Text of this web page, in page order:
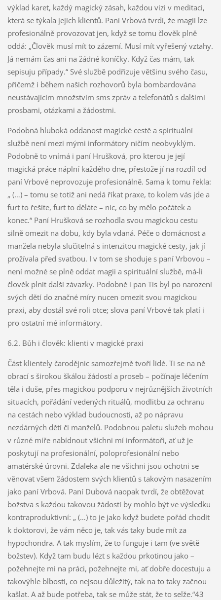
výklad karet, každý magický zásah, každou vizi v meditaci,
která se týkala jejích klientů. Paní Vrbová tvrdí, že magii lze
profesionálně provozovat jen, když se tomu člověk plně
oddá: „Člověk musí mít to zázemí. Musí mít vyřešený vztahy.
Já nemám čas ani na žádné koníčky. Když čas mám, tak
sepisuju případy.“ Své službě podřizuje většinu svého času,
přičemž i během našich rozhovorů byla bombardována
neustávajícím množstvím sms zpráv a telefonátů s dalšími
prosbami, otázkami a žádostmi.
Podobná hluboká oddanost magické cestě a spirituální
službě není mezi mými informátory ničím neobvyklým.
Podobně to vnímá i paní Hrušková, pro kterou je její
magická práce náplní každého dne, přestože jí na rozdíl od
paní Vrbové neprovozuje profesionálně. Sama k tomu řekla:
„ (…) – tomu se totiž ani nedá říkat praxe, to kolem vás jde a
furt to řešíte, furt to děláte – nic, co by mělo počátek a
konec.“ Paní Hrušková se rozhodla svou magickou cestu
silně omezit na dobu, kdy byla vdaná. Péče o domácnost a
manžela nebyla slučitelná s intenzitou magické cesty, jak jí
prožívala před svatbou. I v tom se shoduje s paní Vrbovou –
není možné se plně oddat magii a spirituální službě, má-li
člověk plnit další závazky. Podobně i pan Tis byl po narození
svých dětí do značné míry nucen omezit svou magickou
praxi, aby dostál své roli otce; slova paní Vrbové tak platí i
pro ostatní mé informátory.
6.2. Bůh i člověk: klienti v magické praxi
Část klientely čarodějnic samozřejmě tvoří lidé. Ti se na ně
obrací s širokou škálou žádostí a proseb – počínaje léčením
těla i duše, přes magickou podporu v nejrůznějších životních
situacích, pořádání vedených rituálů, modlitbu za ochranu
na cestách nebo výklad budoucnosti, až po nápravu
nezdárných dětí či manželů. Podobnou paletu služeb mohou
v různé míře nabídnout všichni mí informátoři, ať už je
poskytují na profesionální, poloprofesionální nebo
amatérské úrovni. Zdaleka ale ne všichni jsou ochotni se
věnovat všem žádostem svých klientů s takovým nasazením
jako paní Vrbová. Paní Dubová naopak tvrdí, že obtěžovat
božstva s každou takovou žádostí by mohlo být ve výsledku
kontraproduktivní: „ (…) to je jako když budete pořád chodit
k doktorovi, že vám něco je, tak vás taky bude mít za
hypochondra. A tak myslím, že to funguje i tam (ve světě
božstev). Když tam budu lézt s každou prkotinou jako –
požehnejte mi na práci, požehnejte mi, ať dobře docestuju a
takovýhle blbosti, co nejsou důležitý, tak na to taky začnou
kašlat. A až bude potřeba, tak se může stát, že to selže.“43